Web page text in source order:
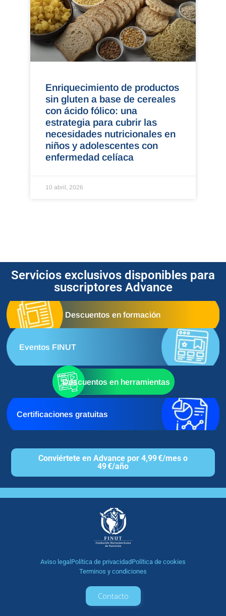
Enriquecimiento de productos
sin gluten a base de cereales
con ácido fólico: una
estrategia para cubrir las
necesidades nutricionales en
niños y adolescentes con
enfermedad celíaca
10 abril, 2026
Servicios exclusivos disponibles para
suscriptores Advance
Descuentos en formación
Eventos FINUT
Descuentos en herramientas
Certificaciones gratuitas
Conviértete en Advance por 4,99 €/mes o
49 €/año
Aviso legal Política de privacidadPolítica de cookies
Terminos y condiciones
Contacto